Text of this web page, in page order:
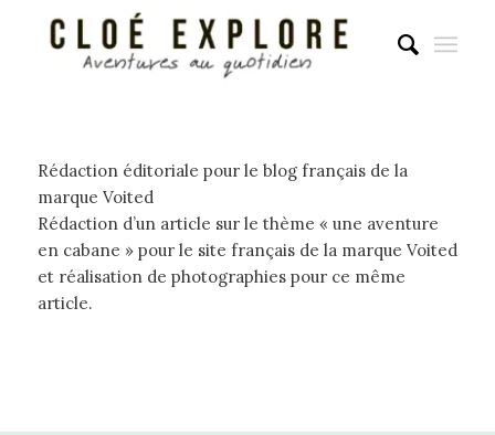
Rédaction éditoriale pour le blog français de la
marque Voited
Rédaction d’un article sur le thème « une aventure
en cabane » pour le site français de la marque Voited
et réalisation de photographies pour ce même
article.